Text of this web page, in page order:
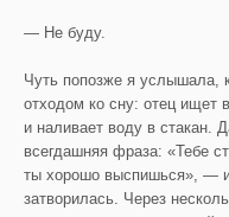
— Не буду.
Чуть попозже я услышала,
отходом ко сну: отец ищет
и наливает воду в стакан.
всегдашняя фраза: «Тебе
ты хорошо выспишься», —
затворилась. Через